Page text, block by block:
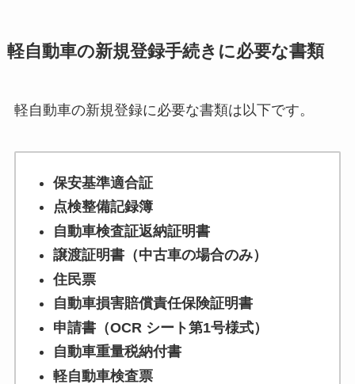
軽自動車の新規登録手続きに必要な書類
軽自動車の新規登録に必要な書類は以下です。
保安基準適合証
点検整備記録簿
自動車検査証返納証明書
譲渡証明書（中古車の場合のみ）
住民票
自動車損害賠償責任保険証明書
申請書（OCR シート第1号様式）
自動車重量税納付書
軽自動車検査票